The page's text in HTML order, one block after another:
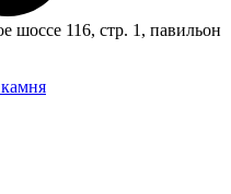
шоссе 116, стр. 1, павильон